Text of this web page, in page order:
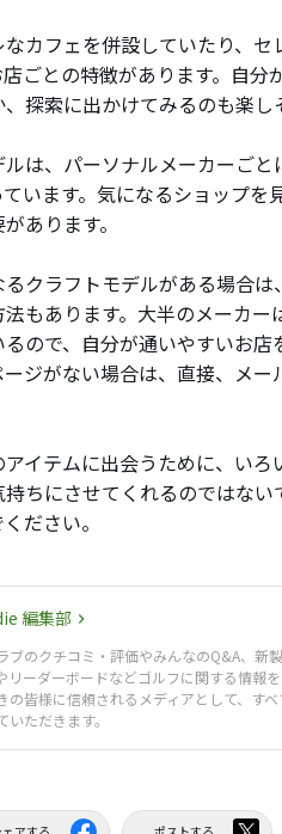
カフェを併設していたり、
ごとの特徴があります。自
探索に出かけてみるのも楽し
は、パーソナルメーカーご
います。気になるショップを
あります。
クラフトモデルがある場合
もあります。大半のメーカ
ので、自分が通いやすいお
ジがない場合は、直接、メ
イテムに出会うために、いろ
ちにさせてくれるのではな
ださい。
編集部
ブのクチコミ・評価やみんなのQ&A、新
リーダーボードなどゴルフに関する情報を
の皆様に信頼されるメディアとして、す
いただきます。